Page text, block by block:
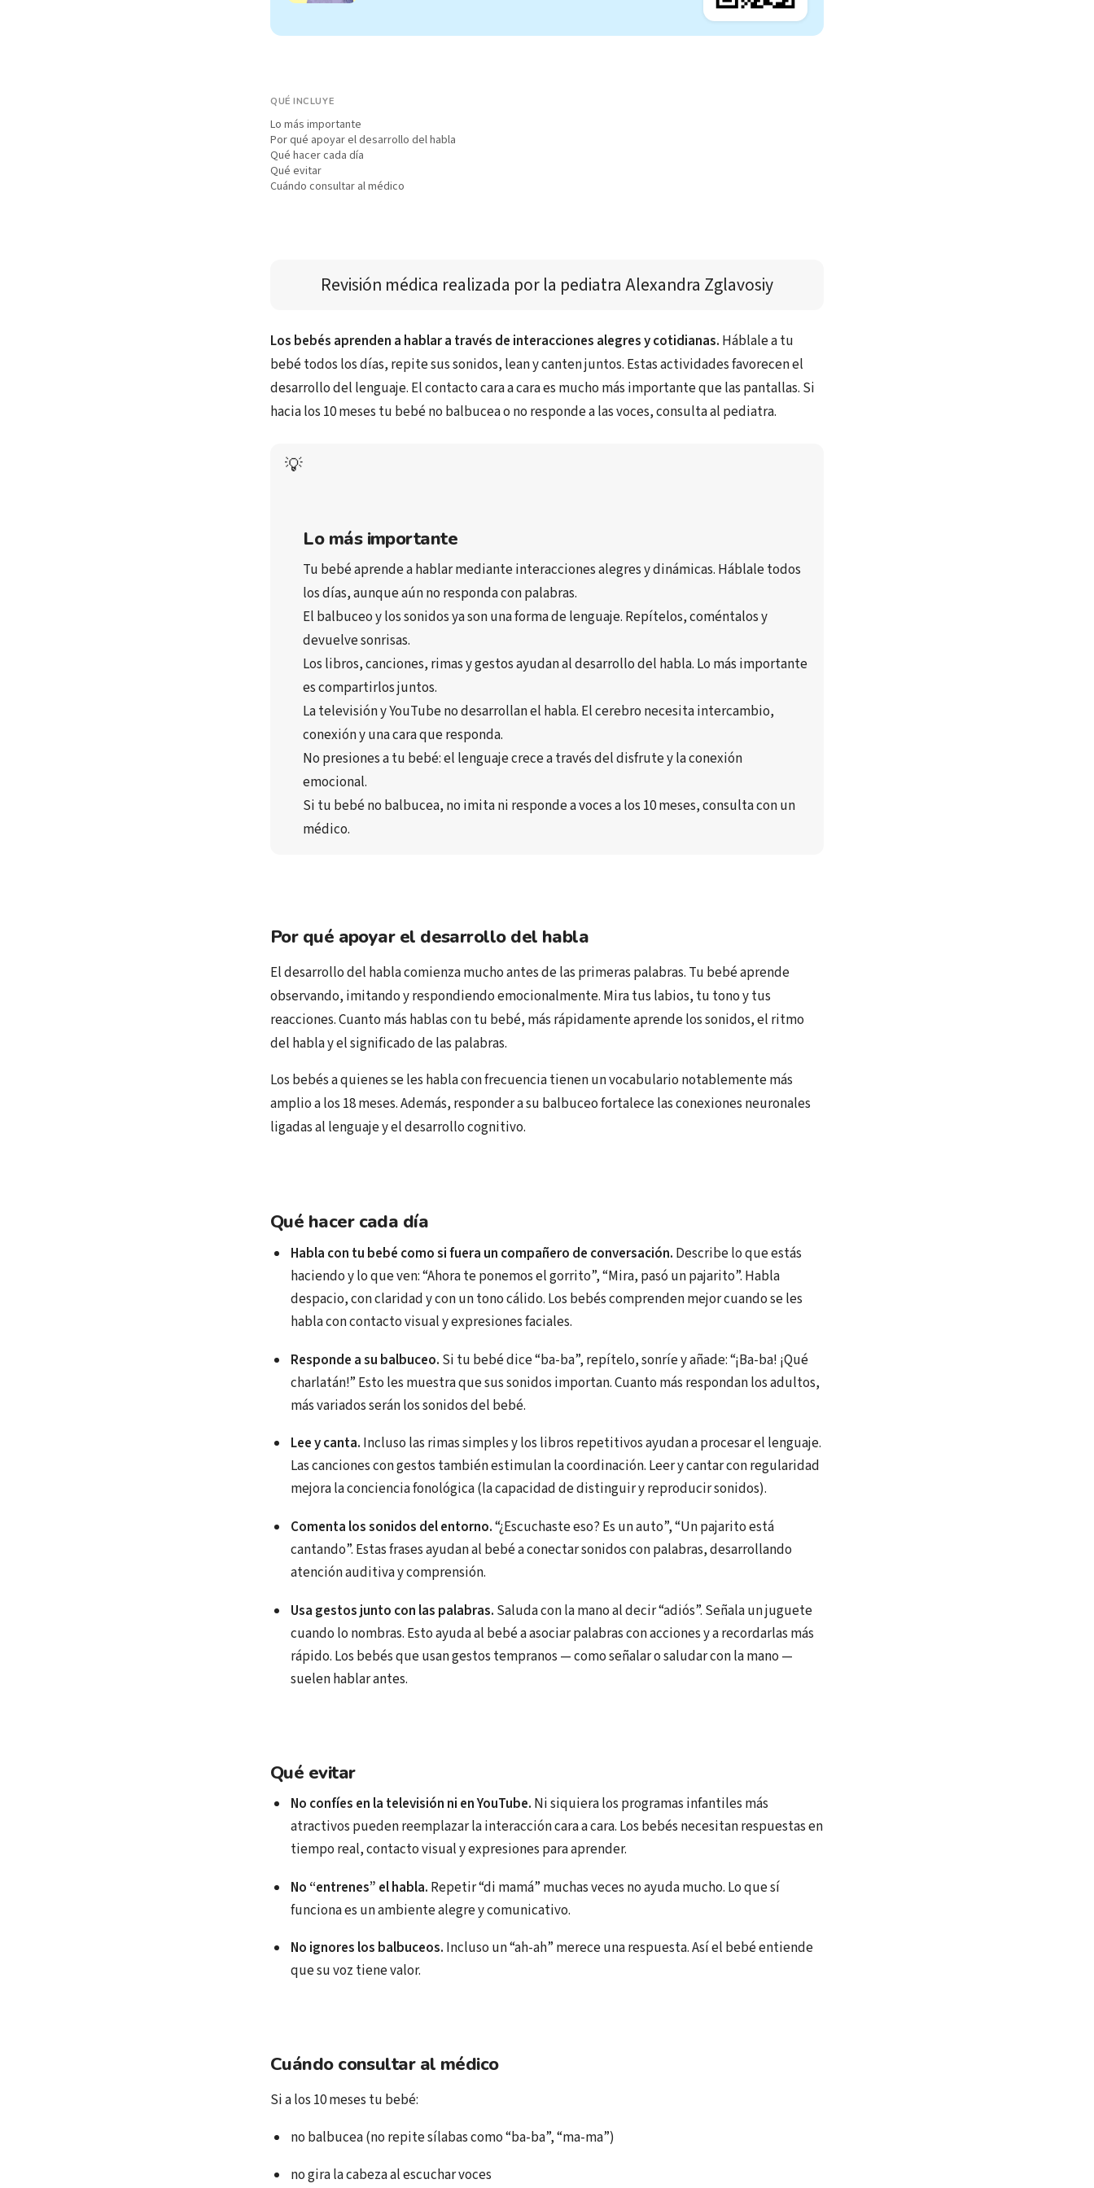
QUÉ INCLUYE
Lo más importante
Por qué apoyar el desarrollo del habla
Qué hacer cada día
Qué evitar
Cuándo consultar al médico
Revisión médica realizada por la pediatra Alexandra Zglavosiy
Los bebés aprenden a hablar a través de interacciones alegres y cotidianas. Háblale a tu
bebé todos los días, repite sus sonidos, lean y canten juntos. Estas actividades favorecen el
desarrollo del lenguaje. El contacto cara a cara es mucho más importante que las pantallas. Si
hacia los 10 meses tu bebé no balbucea o no responde a las voces, consulta al pediatra.
💡
Lo más importante
Tu bebé aprende a hablar mediante interacciones alegres y dinámicas. Háblale todos
los días, aunque aún no responda con palabras.
El balbuceo y los sonidos ya son una forma de lenguaje. Repítelos, coméntalos y
devuelve sonrisas.
Los libros, canciones, rimas y gestos ayudan al desarrollo del habla. Lo más importante
es compartirlos juntos.
La televisión y YouTube no desarrollan el habla. El cerebro necesita intercambio,
conexión y una cara que responda.
No presiones a tu bebé: el lenguaje crece a través del disfrute y la conexión
emocional.
Si tu bebé no balbucea, no imita ni responde a voces a los 10 meses, consulta con un
médico.
Por qué apoyar el desarrollo del habla
El desarrollo del habla comienza mucho antes de las primeras palabras. Tu bebé aprende
observando, imitando y respondiendo emocionalmente. Mira tus labios, tu tono y tus
reacciones. Cuanto más hablas con tu bebé, más rápidamente aprende los sonidos, el ritmo
del habla y el significado de las palabras.
Los bebés a quienes se les habla con frecuencia tienen un vocabulario notablemente más
amplio a los 18 meses. Además, responder a su balbuceo fortalece las conexiones neuronales
ligadas al lenguaje y el desarrollo cognitivo.
Qué hacer cada día
Habla con tu bebé como si fuera un compañero de conversación. Describe lo que estás
haciendo y lo que ven: “Ahora te ponemos el gorrito”, “Mira, pasó un pajarito”. Habla
despacio, con claridad y con un tono cálido. Los bebés comprenden mejor cuando se les
habla con contacto visual y expresiones faciales.
Responde a su balbuceo. Si tu bebé dice “ba-ba”, repítelo, sonríe y añade: “¡Ba-ba! ¡Qué
charlatán!” Esto les muestra que sus sonidos importan. Cuanto más respondan los adultos,
más variados serán los sonidos del bebé.
Lee y canta. Incluso las rimas simples y los libros repetitivos ayudan a procesar el lenguaje.
Las canciones con gestos también estimulan la coordinación. Leer y cantar con regularidad
mejora la conciencia fonológica (la capacidad de distinguir y reproducir sonidos).
Comenta los sonidos del entorno.“¿Escuchaste eso? Es un auto”, “Un pajarito está
cantando”. Estas frases ayudan al bebé a conectar sonidos con palabras, desarrollando
atención auditiva y comprensión.
Usa gestos junto con las palabras. Saluda con la mano al decir “adiós”. Señala un juguete
cuando lo nombras. Esto ayuda al bebé a asociar palabras con acciones y a recordarlas más
rápido. Los bebés que usan gestos tempranos — como señalar o saludar con la mano —
suelen hablar antes.
Qué evitar
No confíes en la televisión ni en YouTube. Ni siquiera los programas infantiles más
atractivos pueden reemplazar la interacción cara a cara. Los bebés necesitan respuestas en
tiempo real, contacto visual y expresiones para aprender.
No “entrenes” el habla. Repetir “di mamá” muchas veces no ayuda mucho. Lo que sí
funciona es un ambiente alegre y comunicativo.
No ignores los balbuceos. Incluso un “ah-ah” merece una respuesta. Así el bebé entiende
que su voz tiene valor.
Cuándo consultar al médico
Si a los 10 meses tu bebé:
no balbucea (no repite sílabas como “ba-ba”, “ma-ma”)
no gira la cabeza al escuchar voces